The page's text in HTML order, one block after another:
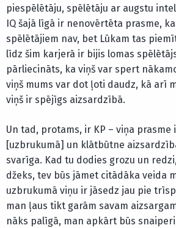
piespēlētāju, spēlētāju ar augstu
IQ šajā līgā ir nenovērtēta prasme,
spēlētājiem nav, bet Lūkam tas
līdz šim karjerā ir bijis lomas
pārliecināts, ka viņš var spert
viņš mums var dot ļoti daudz, kā arī
viņš ir spējīgs aizsardzībā.
Un tad, protams, ir KP – viņa prasme
[uzbrukumā] un klātbūtne
svarīga. Kad tu dodies grozu un
džeks, tev būs jāmet citādāka veida
uzbrukumā viņu ir jāsedz jau pie
man ļaus tikt garām savam
nāks palīgā, man apkārt būs